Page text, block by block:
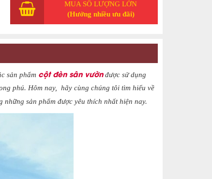
MUA SỐ LƯỢNG LỚN
(Hưởng nhiều ưu đãi)
sản phẩm cột đèn sân vườnđược sử dụng
phú. Hôm nay, hãy cùng chúng tôi tìm hiểu về
những sản phẩm được yêu thích nhất hiện nay.